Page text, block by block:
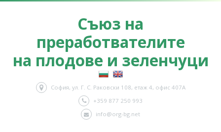
Съюз на
преработвателите
на плодове и зеленчуци
София, ул. Г. С. Раковски 108, етаж 4, офис 407А
+359 877 250 993
info@org-bg.net